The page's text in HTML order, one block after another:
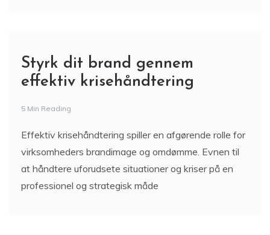
Styrk dit brand gennem
effektiv krisehåndtering
5 Min Reading
Effektiv krisehåndtering spiller en afgørende rolle for
virksomheders brandimage og omdømme. Evnen til
at håndtere uforudsete situationer og kriser på en
professionel og strategisk måde